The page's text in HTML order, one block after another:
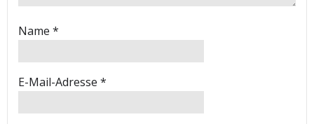
Name *
E-Mail-Adresse *